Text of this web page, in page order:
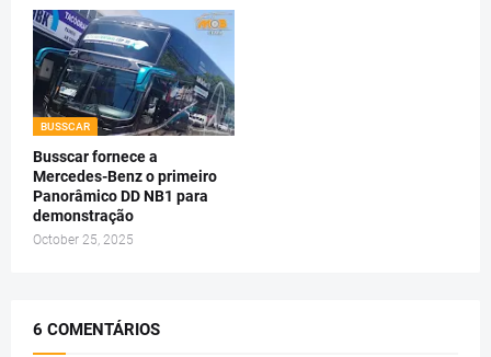
BUSSCAR
Busscar fornece a
Mercedes-Benz o primeiro
Panorâmico DD NB1 para
demonstração
October 25, 2025
6 COMENTÁRIOS